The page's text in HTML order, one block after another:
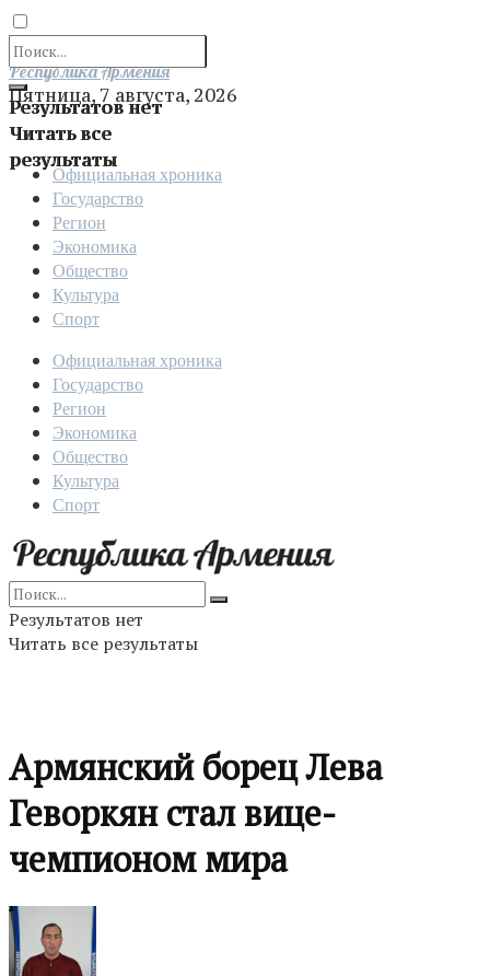
Результатов нет
Читать все
результаты
Отправить
Республика Армения
Пятница, 7 августа, 2026
Официальная хроника
Государство
Регион
Экономика
Общество
Культура
Спорт
Официальная хроника
Государство
Регион
Экономика
Общество
Культура
Спорт
Результатов нет
Читать все результаты
Армянский борец Лева
Геворкян стал вице-
чемпионом мира